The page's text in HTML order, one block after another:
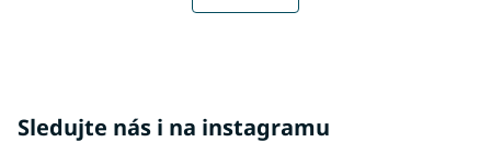
r
Sledujte nás i na instagramu